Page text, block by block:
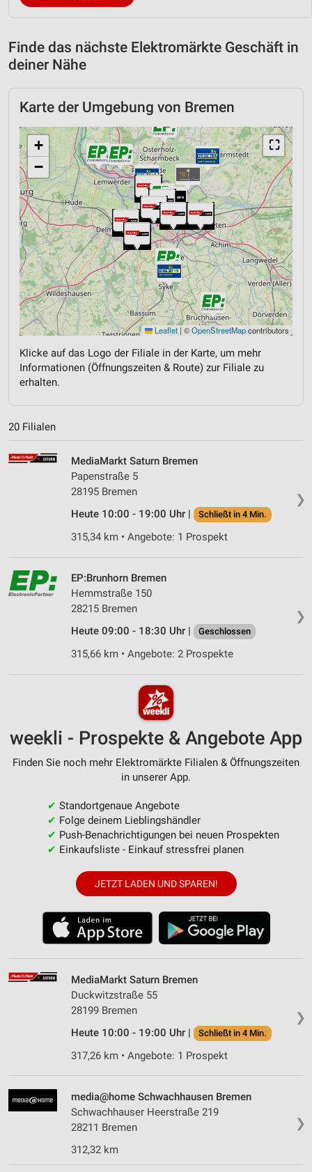
Finde das nächste Elektromärkte Geschäft in
deiner Nähe
Karte der Umgebung von Bremen
⛶
+
−
Leaflet | ©OpenStreetMapcontributors
Klicke auf das Logo der Filiale in der Karte, um mehr
Informationen (Öffnungszeiten & Route) zur Filiale zu
erhalten.
20 Filialen
❯
MediaMarkt Saturn Bremen
Papenstraße 5
28195 Bremen
Heute 10:00 - 19:00 Uhr |
Schließt in 4 Min.
315,34 km • Angebote: 1 Prospekt
❯
EP:Brunhorn Bremen
Hemmstraße 150
28215 Bremen
Heute 09:00 - 18:30 Uhr |
Geschlossen
315,66 km • Angebote: 2 Prospekte
weekli - Prospekte & Angebote App
Finden Sie noch mehr Elektromärkte Filialen & Öffnungszeiten
in unserer App.
✔ Standortgenaue Angebote
✔ Folge deinem Lieblingshändler
✔ Push-Benachrichtigungen bei neuen Prospekten
✔ Einkaufsliste - Einkauf stressfrei planen
JETZT LADEN UND SPAREN!
❯
MediaMarkt Saturn Bremen
Duckwitzstraße 55
28199 Bremen
Heute 10:00 - 19:00 Uhr |
Schließt in 4 Min.
317,26 km • Angebote: 1 Prospekt
❯
media@home Schwachhausen Bremen
Schwachhauser Heerstraße 219
28211 Bremen
312,32 km